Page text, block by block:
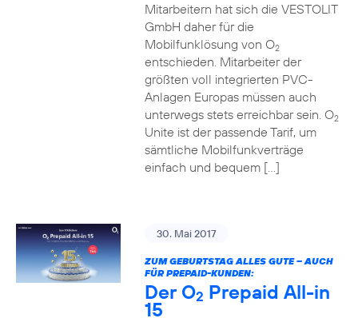
Mitarbeitern hat sich die VESTOLIT
GmbH daher für die
Mobilfunklösung von O2
entschieden. Mitarbeiter der
größten voll integrierten PVC-
Anlagen Europas müssen auch
unterwegs stets erreichbar sein. O2
Unite ist der passende Tarif, um
sämtliche Mobilfunkverträge
einfach und bequem […]
30. Mai 2017
ZUM GEBURTSTAG ALLES GUTE – AUCH
FÜR PREPAID-KUNDEN:
Der O2 Prepaid All-in
15